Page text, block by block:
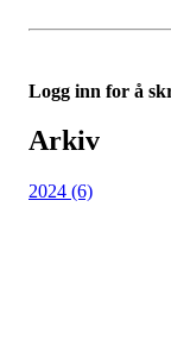
Logg inn for å
Arkiv
2024 (6)